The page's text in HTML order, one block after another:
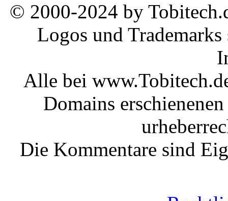
© 2000-2024 by
Logos und
Alle bei
Domains
Die Kommentare sind